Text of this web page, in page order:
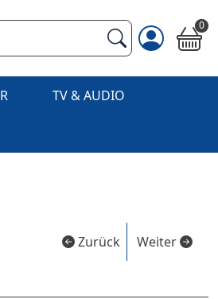
0
TV & AUDIO
Zurück Weiter